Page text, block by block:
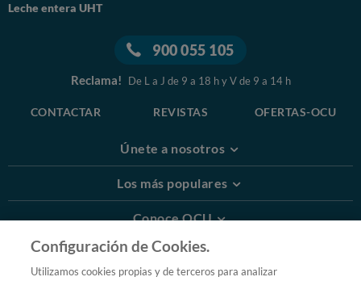
Leche entera UHT
900 055 105
Reclama! De L a J de 9 a 18 h y V de 9 a 14 h
CONTACTAR REVISTAS OFERTAS-OCU
Únete a nosotros
Los más populares
Conoce OCU
Más Información
Configuración de Cookies.
Utilizamos cookies propias y de terceros para analizar